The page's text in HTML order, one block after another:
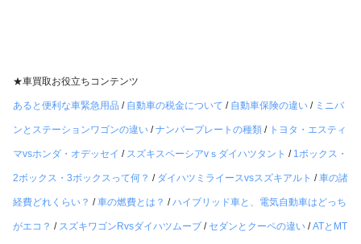
★車買取お役立ちコンテンツ
あると便利な車緊急用品 / 自動車の税金について / 自動車保険の違い / ミニバ
ンとステーションワゴンの違い /ナンバープレートの種類 / トヨタ・エスティ
マvsホンダ・オデッセイ / スズキスペーシアvｓダイハツタント / 1ボックス・
2ボックス・3ボックスって何？ / ダイハツミライースvsスズキアルト /車の諸
経費どれくらい？ /車の燃費とは？ /ハイブリッド車と、電気自動車はどっち
がエコ？ / スズキワゴンRvsダイハツムーブ / セダンとクーペの違い /ATとMT